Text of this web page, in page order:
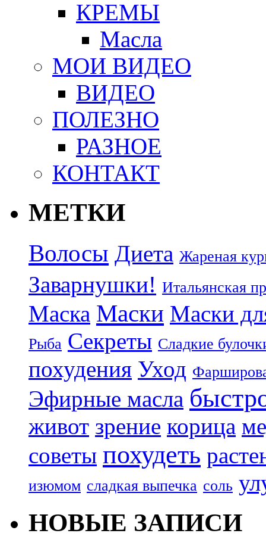
КРЕМЫ
Масла
МОИ ВИДЕО
ВИДЕО
ПОЛЕЗНО
РАЗНОЕ
КОНТАКТ
МЕТКИ
Волосы Диета Жареная
Заварнушки! Итальянская
Маска Маски Маски
Рыба Секреты Сладкие
похудения Уход
Эфирные масла
живот зрение корица
советы похудеть
изюмом сладкая выпечка соль
НОВЫЕ ЗАПИСИ